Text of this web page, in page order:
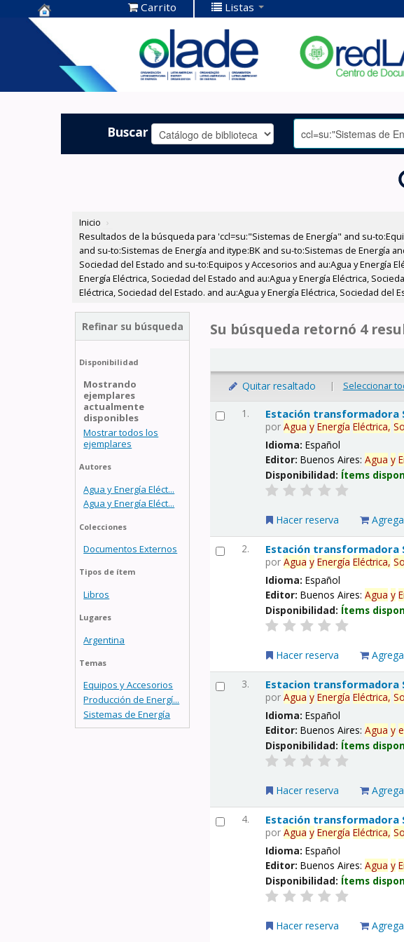
Centro de
Documentación
OLADE -
Carrito Listas
Buscar
Inicio ›
Resultados de la búsqueda para 'ccl=su:"Sistemas de Energía" and su-
and su-to:Sistemas de Energía and itype:BK and su-to:Sistemas de Energía
Sociedad del Estado and su-to:Equipos y Accesorios and au:Agua y Energía
Energía Eléctrica, Sociedad del Estado and au:Agua y Energía Eléctrica,
Eléctrica, Sociedad del Estado. and au:Agua y Energía Eléctrica, Sociedad del
Refinar su búsqueda
Disponibilidad
Mostrando
ejemplares
actualmente
disponibles
Mostrar todos los
ejemplares
Autores
Agua y Energía Eléct...
Agua y Energía Eléct...
Colecciones
Documentos Externos
Tipos de ítem
Libros
Lugares
Argentina
Temas
Equipos y Accesorios
Producción de Energí...
Sistemas de Energía
Su búsqueda retornó 4
Quitar resaltado | Seleccionar
1. Estación transformadora
porAgua y Energía Eléctrica,
Idioma:Español
Editor:Buenos Aires:Agua y
Disponibilidad: Ítems
Hacer reserva
2. Estación transformadora
porAgua y Energía Eléctrica,
Idioma:Español
Editor:Buenos Aires:Agua y
Disponibilidad: Ítems
Hacer reserva
3. Estacion transformadora
porAgua y Energía Eléctrica,
Idioma:Español
Editor:Buenos Aires:Agua y
Disponibilidad: Ítems
Hacer reserva
4. Estación transformadora
porAgua y Energía Eléctrica,
Idioma:Español
Editor:Buenos Aires:Agua y
Disponibilidad: Ítems
Hacer reserva